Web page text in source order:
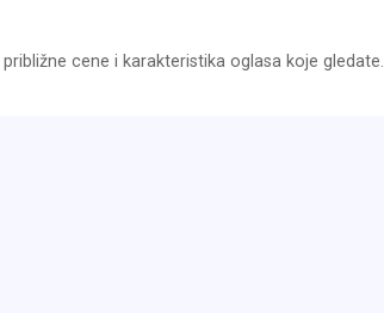
cene i karakteristika oglasa koje gledate.